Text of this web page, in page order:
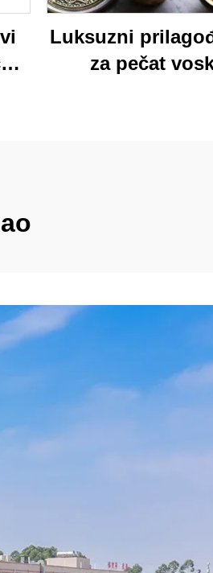
Luksuzni
za pečat